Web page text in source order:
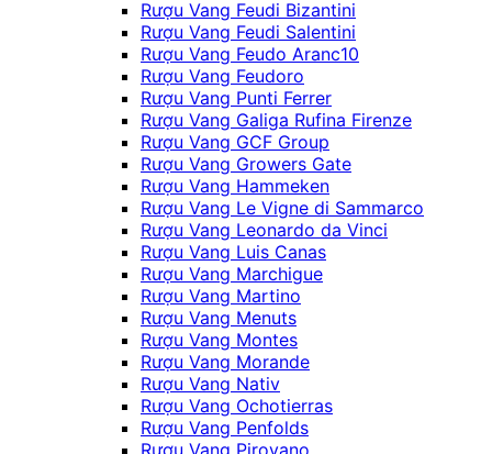
Rượu Vang Feudi Bizantini
Rượu Vang Feudi Salentini
Rượu Vang Feudo Aranc10
Rượu Vang Feudoro
Rượu Vang Punti Ferrer
Rượu Vang Galiga Rufina Firenze
Rượu Vang GCF Group
Rượu Vang Growers Gate
Rượu Vang Hammeken
Rượu Vang Le Vigne di Sammarco
Rượu Vang Leonardo da Vinci
Rượu Vang Luis Canas
Rượu Vang Marchigue
Rượu Vang Martino
Rượu Vang Menuts
Rượu Vang Montes
Rượu Vang Morande
Rượu Vang Nativ
Rượu Vang Ochotierras
Rượu Vang Penfolds
Rượu Vang Pirovano